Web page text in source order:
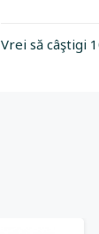
Vrei să câştigi